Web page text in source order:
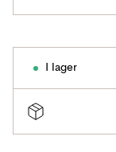
I lager